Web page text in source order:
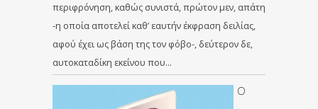
περιφρόνηση, καθώς συνιστά, πρώτον μεν, απάτη
-η οποία αποτελεί καθ’ εαυτήν έκφραση δειλίας,
αφού έχει ως βάση της τον φόβο-, δεύτερον δε,
αυτοκαταδίκη εκείνου που…
Ο